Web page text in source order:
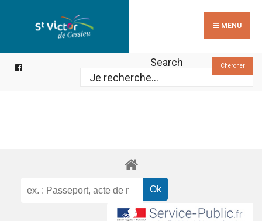
MENU
Search Chercher
for: